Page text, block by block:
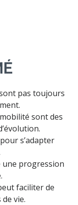
pas toujours
sont des
s’adapter
une progression
faciliter de
vie.